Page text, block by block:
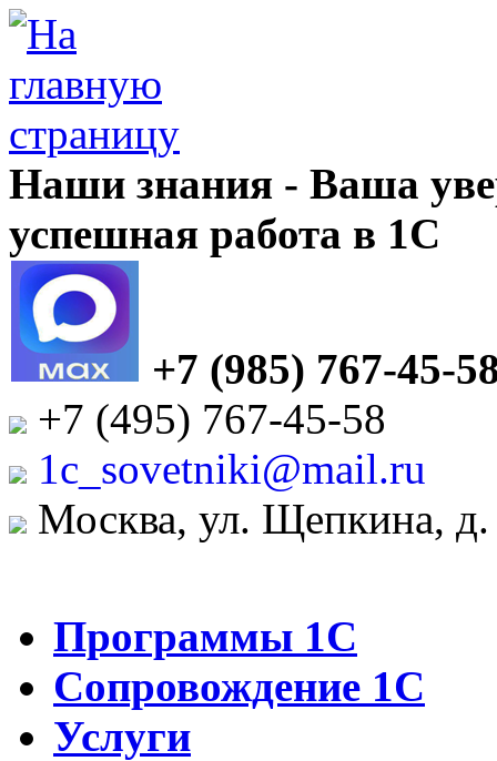
Наши знания - Ваша
успешная работа в 1С
+7 (985) 767-45-
+7 (495) 767-45-58
1c_sovetniki@mail.ru
Москва, ул. Щепкина,
Программы 1С
Сопровождение 1С
Услуги